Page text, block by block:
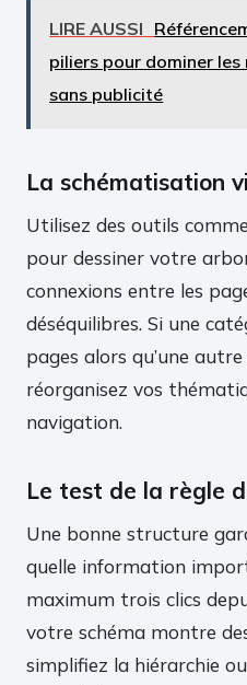
LIRE AUSSI
piliers pour dominer
sans publicité
La schématisation
Utilisez des outils
pour dessiner votre
connexions entre les
déséquilibres. Si une
pages alors qu’une
réorganisez vos
navigation.
Le test de la règle
Une bonne structure
quelle information
maximum trois clics
votre schéma montre
simplifiez la hiérarchie